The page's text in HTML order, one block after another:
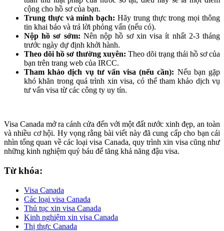
cộng cho hồ sơ của bạn.
Trung thực và minh bạch: Hãy trung thực trong mọi thông
tin khai báo và trả lời phỏng vấn (nếu có).
Nộp hồ sơ sớm: Nên nộp hồ sơ xin visa ít nhất 2-3 tháng
trước ngày dự định khởi hành.
Theo dõi hồ sơ thường xuyên: Theo dõi trạng thái hồ sơ của
bạn trên trang web của IRCC.
Tham khảo dịch vụ tư vấn visa (nếu cần): Nếu bạn gặp
khó khăn trong quá trình xin visa, có thể tham khảo dịch vụ
tư vấn visa từ các công ty uy tín.
Visa Canada mở ra cánh cửa đến với một đất nước xinh đẹp, an toàn
và nhiều cơ hội. Hy vọng rằng bài viết này đã cung cấp cho bạn cái
nhìn tổng quan về các loại visa Canada, quy trình xin visa cũng như
những kinh nghiệm quý báu để tăng khả năng đậu visa.
Từ khóa:
Visa Canada
Các loại visa Canada
Thủ tục xin visa Canada
Kinh nghiệm xin visa Canada
Thị thực Canada